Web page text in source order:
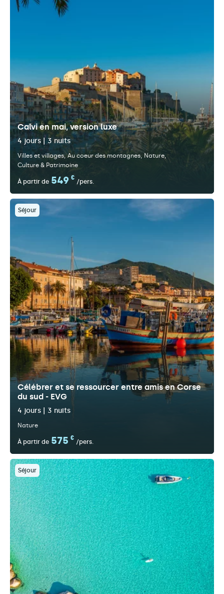
Calvi en mai, version luxe
4 jours | 3 nuits
Villes et villages Au coeur des montagnes
Nature
Culture & Patrimoine
À partir de 549 €
/pers.
Séjour
Célébrer et se ressourcer entre amis en Corse
du sud - EVG
4 jours | 3 nuits
Nature
À partir de 575 €
/pers.
Séjour